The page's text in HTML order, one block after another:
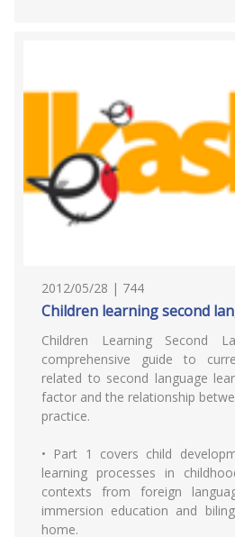
2012/05/28 | 744
Children learning second
Children Learning Second
comprehensive guide to
related to second language
factor and the relationship
practice.
• Part 1 covers child
learning processes in
contexts from foreign
immersion education and
home.